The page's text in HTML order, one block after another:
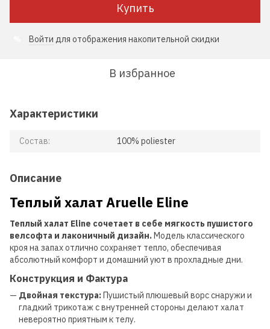
Купить
Войти для отображения накопительной скидки
В избранное
Характеристики
Состав: 100% poliester
Описание
Теплый халат Aruelle Eline
Теплый халат Eline сочетает в себе мягкость пушистого
велсофта и лаконичный дизайн.Модель классического
кроя на запах отлично сохраняет тепло, обеспечивая
абсолютный комфорт и домашний уют в прохладные дни.
Конструкция и Фактура
— Двойная текстура:Пушистый плюшевый ворс снаружи и
гладкий трикотаж с внутренней стороны делают халат
невероятно приятным к телу.